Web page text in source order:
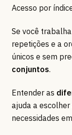
Acesso por
Se você
repetições e a
únicos e sem
conjuntos.
Entender as
ajuda a
necessidades em